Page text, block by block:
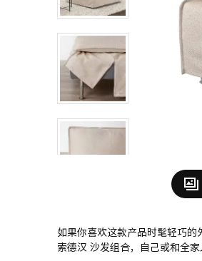
如果你喜欢这款产品时髦轻巧
索德汉 沙发组合，自己或和全家